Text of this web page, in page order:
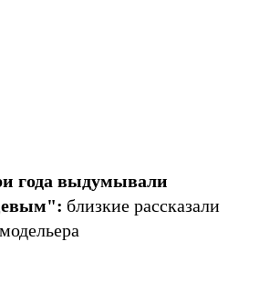
года выдумывали
близкие рассказали